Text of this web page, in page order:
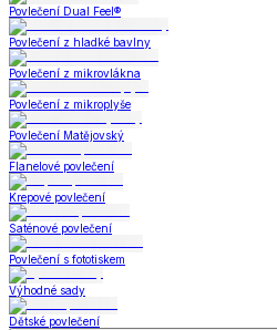
Povlečení Dual Feel®
Povlečení z hladké bavlny
Povlečení z mikrovlákna
Povlečení z mikroplyše
Povlečení Matějovský
Flanelové povlečení
Krepové povlečení
Saténové povlečení
Povlečení s fototiskem
Výhodné sady
Dětské povlečení